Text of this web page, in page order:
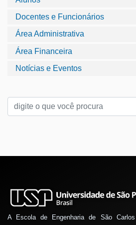
Docentes e Funcionários
Área Administrativa
Área Financeira
Notícias e Eventos
A Escola de Engenharia de São